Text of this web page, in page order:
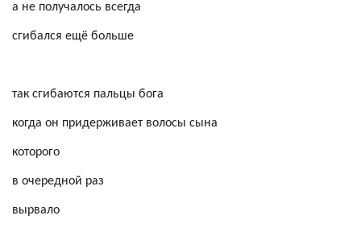
а не получалось всегда
сгибался ещё больше
так сгибаются пальцы бога
когда он придерживает волосы сына
которого
в очередной раз
вырвало